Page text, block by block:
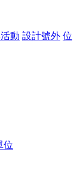
動 設計號外 位
位